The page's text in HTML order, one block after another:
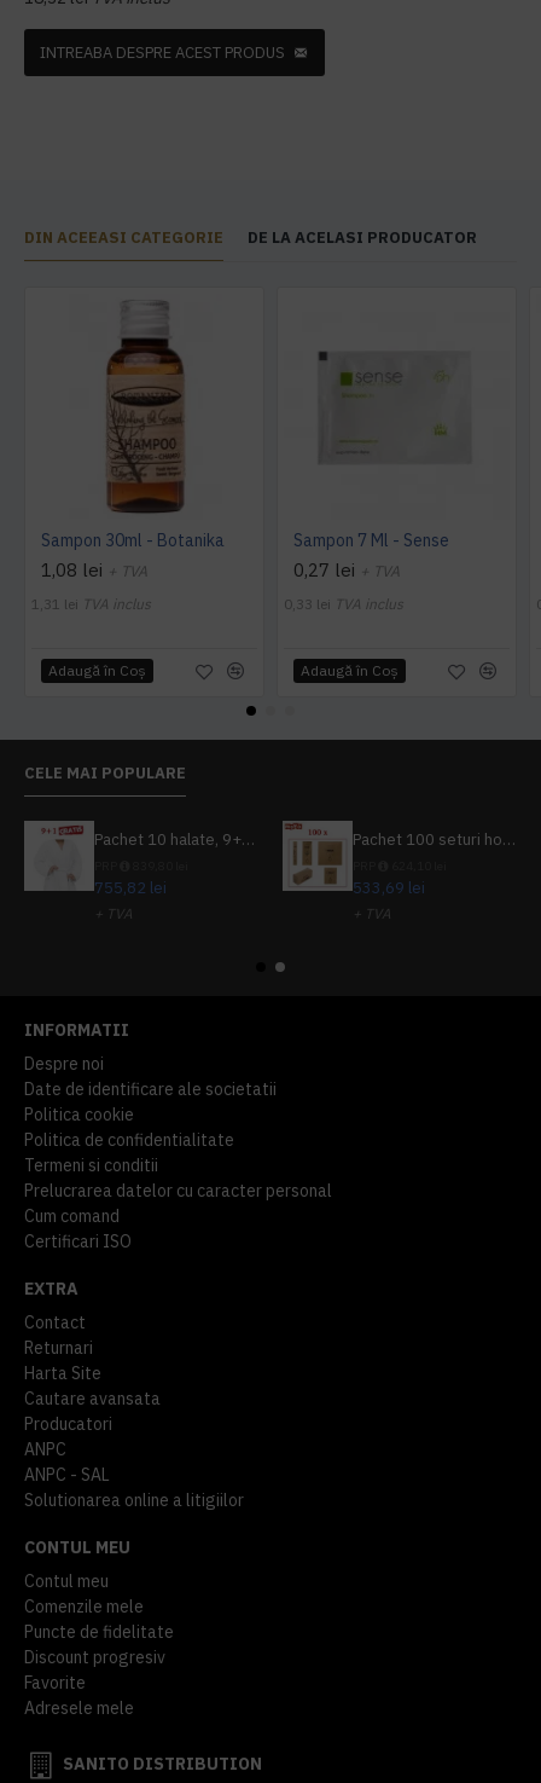
INTREABA DESPRE ACEST PRODUS
DIN ACEEASI CATEGORIE DE LA ACELASI PRODUCATOR
Sampon 30ml - Botanika
1,08 lei + TVA
1,31 lei TVA inclus
Adaugă în Coş
Sampon 7 Ml - Sense
0,27 lei + TVA
0,33 lei TVA inclus
Adaugă în Coş
CELE MAI POPULARE
Pachet 10 halate, 9+1 gratuit
755,82 lei
+ TVA
Pachet 100 seturi hoteliere, set dentar, set barbierit, casca de dus, pila unghii, set cusut
533,69 lei
+ TVA
INFORMATII
Despre noi
Date de identificare ale societatii
Politica cookie
Politica de confidentialitate
Termeni si conditii
Prelucrarea datelor cu caracter personal
Cum comand
Certificari ISO
EXTRA
Contact
Returnari
Harta Site
Cautare avansata
Producatori
ANPC
ANPC - SAL
Solutionarea online a litigiilor
CONTUL MEU
Contul meu
Comenzile mele
Puncte de fidelitate
Discount progresiv
Favorite
Adresele mele
SANITO DISTRIBUTION